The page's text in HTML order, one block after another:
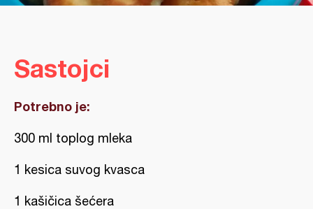
Sastojci
Potrebno je:
300 ml toplog mleka
1 kesica suvog kvasca
1 kašičica šećera